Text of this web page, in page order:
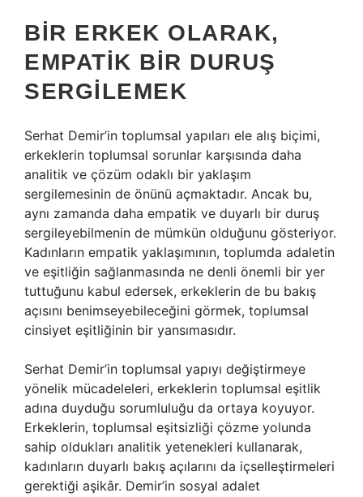
BIR ERKEK OLARAK,
EMPATIK BIR DURUŞ
SERGILEMEK
Serhat Demir’in toplumsal yapıları ele alış biçimi,
erkeklerin toplumsal sorunlar karşısında daha
analitik ve çözüm odaklı bir yaklaşım
sergilemesinin de önünü açmaktadır. Ancak bu,
aynı zamanda daha empatik ve duyarlı bir duruş
sergileyebilmenin de mümkün olduğunu gösteriyor.
Kadınların empatik yaklaşımının, toplumda adaletin
ve eşitliğin sağlanmasında ne denli önemli bir yer
tuttuğunu kabul edersek, erkeklerin de bu bakış
açısını benimseyebileceğini görmek, toplumsal
cinsiyet eşitliğinin bir yansımasıdır.
Serhat Demir’in toplumsal yapıyı değiştirmeye
yönelik mücadeleleri, erkeklerin toplumsal eşitlik
adına duyduğu sorumluluğu da ortaya koyuyor.
Erkeklerin, toplumsal eşitsizliği çözme yolunda
sahip oldukları analitik yetenekleri kullanarak,
kadınların duyarlı bakış açılarını da içselleştirmeleri
gerektiği aşikâr. Demir’in sosyal adalet